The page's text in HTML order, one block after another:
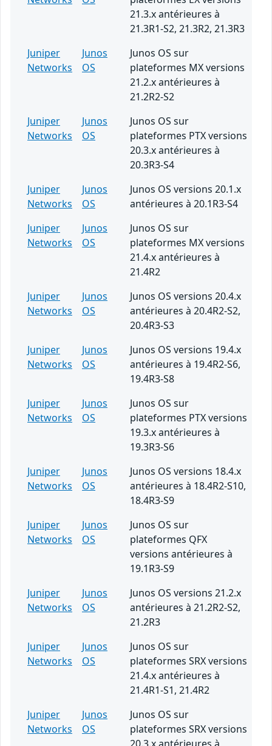
21.3.x antérieures à
21.3R1-S2, 21.3R2, 21.3R3
Juniper
Networks
Junos
OS
Junos OS sur
plateformes MX versions
21.2.x antérieures à
21.2R2-S2
Juniper
Networks
Junos
OS
Junos OS sur
plateformes PTX versions
20.3.x antérieures à
20.3R3-S4
Juniper
Networks
Junos
OS
Junos OS versions 20.1.x
antérieures à 20.1R3-S4
Juniper
Networks
Junos
OS
Junos OS sur
plateformes MX versions
21.4.x antérieures à
21.4R2
Juniper
Networks
Junos
OS
Junos OS versions 20.4.x
antérieures à 20.4R2-S2,
20.4R3-S3
Juniper
Networks
Junos
OS
Junos OS versions 19.4.x
antérieures à 19.4R2-S6,
19.4R3-S8
Juniper
Networks
Junos
OS
Junos OS sur
plateformes PTX versions
19.3.x antérieures à
19.3R3-S6
Juniper
Networks
Junos
OS
Junos OS versions 18.4.x
antérieures à 18.4R2-S10,
18.4R3-S9
Juniper
Networks
Junos
OS
Junos OS sur
plateformes QFX
versions antérieures à
19.1R3-S9
Juniper
Networks
Junos
OS
Junos OS versions 21.2.x
antérieures à 21.2R2-S2,
21.2R3
Juniper
Networks
Junos
OS
Junos OS sur
plateformes SRX versions
21.4.x antérieures à
21.4R1-S1, 21.4R2
Juniper
Networks
Junos
OS
Junos OS sur
plateformes SRX versions